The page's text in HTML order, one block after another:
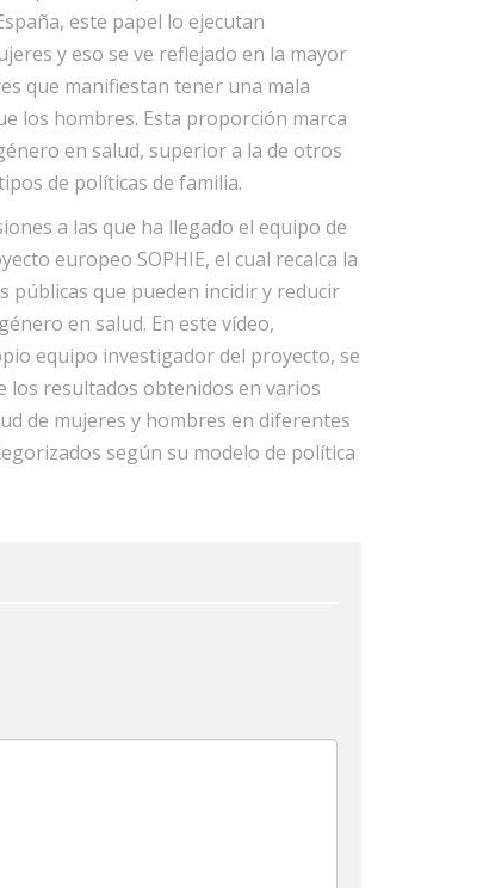
este papel lo ejecutan
y eso se ve reflejado en la mayor
que manifiestan tener una mala
los hombres. Esta proporción marca
en salud, superior a la de otros
de políticas de familia.
a las que ha llegado el equipo de
europeo SOPHIE, el cual recalca la
públicas que pueden incidir y reducir
en salud. En este vídeo,
equipo investigador del proyecto, se
los resultados obtenidos en varios
de mujeres y hombres en diferentes
según su modelo de política